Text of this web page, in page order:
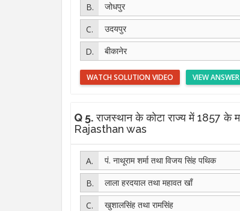
जोधपुर
उदयपुर
बीकानेर
VIEW ANSWER
WATCH SOLUTION VIDEO
Q 5.राजस्थान के कोटा राज्य में
Rajasthan was
पं. नाथूराम शर्मा तथा विजय सिंह पथिक
लाला हरदयाल तथा महावत खाँ
खुशालसिंह तथा रामसिंह